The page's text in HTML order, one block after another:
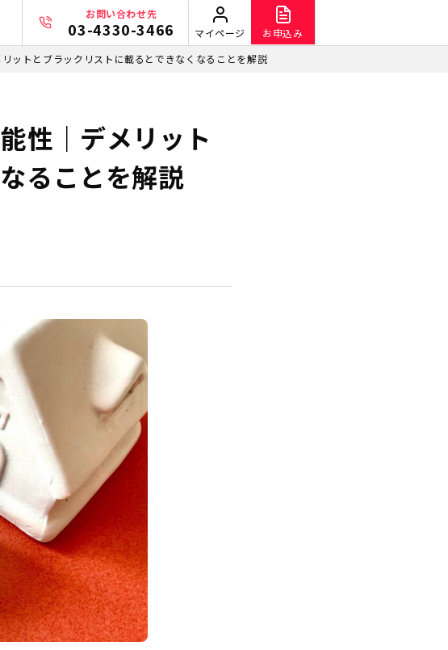
お問い合わせ先
03-4330-3466 マイページ
お申込み
ットとブラックリストに載るとできなくなることを解説
性｜デメリット
ることを解説